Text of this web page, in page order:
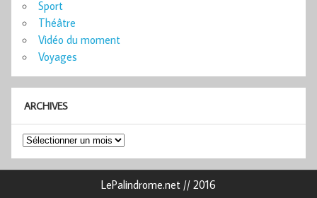
Sport
Théâtre
Vidéo du moment
Voyages
ARCHIVES
Archives
LePalindrome.net // 2016